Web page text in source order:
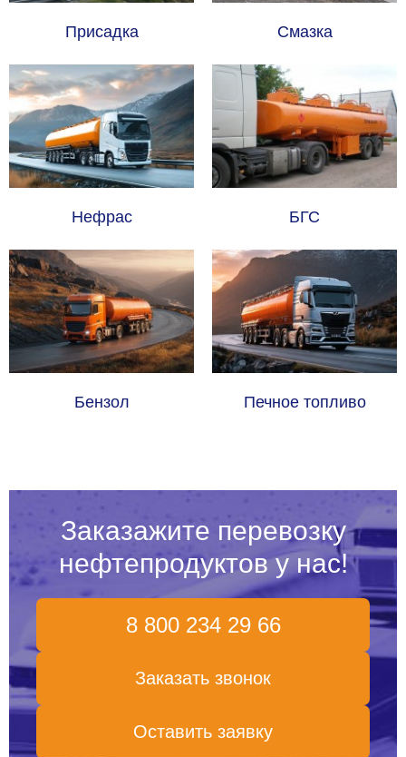
Присадка Смазка
Нефрас БГС
Бензол Печное топливо
Заказажите перевозку
нефтепродуктов у нас!
8 800 234 29 66
Заказать звонок
Оставить заявку